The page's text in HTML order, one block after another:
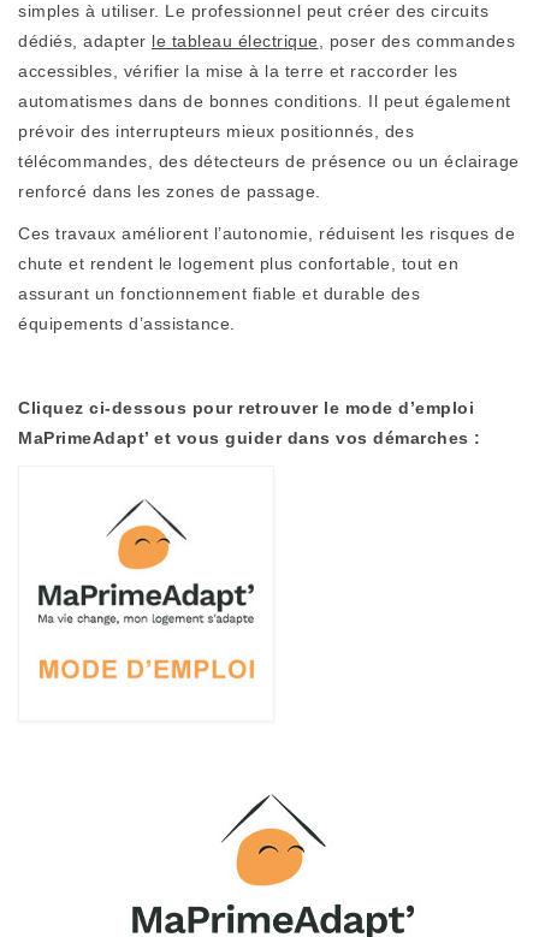
simples à utiliser. Le professionnel peut créer des circuits
dédiés, adapter le tableau électrique, poser des commandes
accessibles, vérifier la mise à la terre et raccorder les
automatismes dans de bonnes conditions. Il peut également
prévoir des interrupteurs mieux positionnés, des
télécommandes, des détecteurs de présence ou un éclairage
renforcé dans les zones de passage.
Ces travaux améliorent l’autonomie, réduisent les risques de
chute et rendent le logement plus confortable, tout en
assurant un fonctionnement fiable et durable des
équipements d’assistance.
Cliquez ci-dessous pour retrouver le mode d’emploi
MaPrimeAdapt’ et vous guider dans vos démarches :